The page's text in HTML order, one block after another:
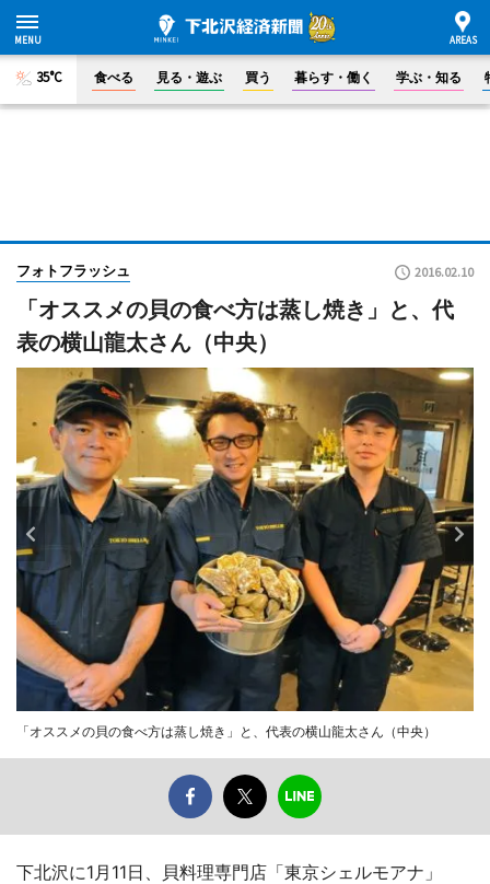
35°C 食べる 見る・遊ぶ 買う 暮らす・働く 学ぶ・知る
フォトフラッシュ 2016.02.10
「オススメの貝の食べ方は蒸し焼き」と、代
表の横山龍太さん（中央）
「オススメの貝の食べ方は蒸し焼き」と、代表の横山龍太さん（中央）
下北沢に1月11日、貝料理専門店「東京シェルモアナ」